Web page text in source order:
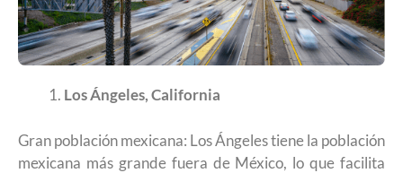
Los Ángeles, California
Gran población mexicana: Los Ángeles tiene la población
mexicana más grande fuera de México, lo que facilita